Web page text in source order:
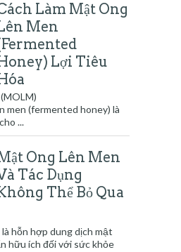
Làm Mật Ong
Men
Lợi Tiêu
Men (MOLM)
(fermented honey) là
...
Ong Lên Men
Tác Dụng
Thể Bỏ Qua
hỗn hợp dung dịch mật
hữu ích đối với sức khỏe